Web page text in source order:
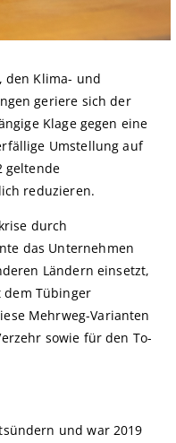
den Klima- und
geriere sich der
Klage gegen eine
Umstellung auf
geltende
reduzieren.
durch
das Unternehmen
Ländern einsetzt,
dem Tübinger
Mehrweg-Varianten
sowie für den To-
und war 2019